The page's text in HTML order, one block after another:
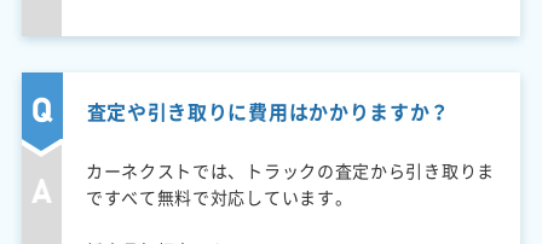
査定や引き取りに費用はかかりますか？
カーネクストでは、トラックの査定から引き取りま
ですべて無料で対応しています。